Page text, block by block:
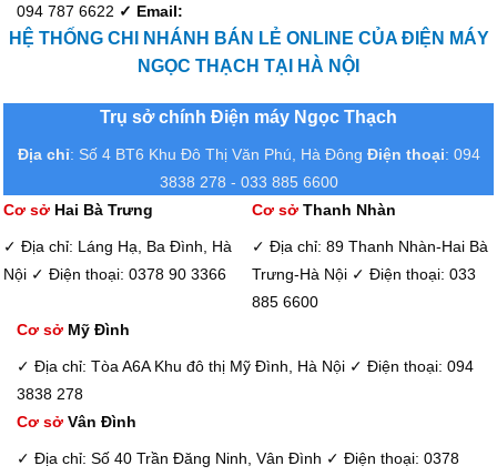
094 787 6622 ✓ Email:
HỆ THỐNG CHI NHÁNH BÁN LẺ ONLINE CỦA ĐIỆN MÁY
NGỌC THẠCH TẠI HÀ NỘI
Trụ sở chính Điện máy Ngọc Thạch
Địa chỉ: Số 4 BT6 Khu Đô Thị Văn Phú, Hà Đông Điện thoại: 094
3838 278 - 033 885 6600
Cơ sởHai Bà Trưng
✓ Địa chỉ: Láng Hạ, Ba Đình, Hà
Nội ✓ Điện thoại: 0378 90 3366
Cơ sởThanh Nhàn
✓ Địa chỉ: 89 Thanh Nhàn-Hai Bà
Trưng-Hà Nội ✓ Điện thoại: 033
885 6600
Cơ sở Mỹ Đình
✓ Địa chỉ: Tòa A6A Khu đô thị Mỹ Đình, Hà Nội ✓ Điện thoại: 094
3838 278
Cơ sở Vân Đình
✓ Địa chỉ: Số 40 Trần Đăng Ninh, Vân Đình ✓ Điện thoại: 0378